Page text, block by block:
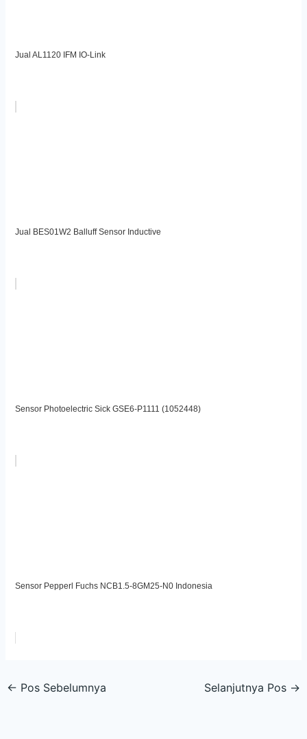
Jual AL1120 IFM IO-Link
Jual BES01W2 Balluff Sensor Inductive
Sensor Photoelectric Sick GSE6-P1111 (1052448)
Sensor Pepperl Fuchs NCB1.5-8GM25-N0 Indonesia
← Pos Sebelumnya Selanjutnya Pos →